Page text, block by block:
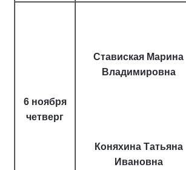
6 ноября
четверг
Ставиская Марина
Владимировна
Коняхина Татьяна
Ивановна